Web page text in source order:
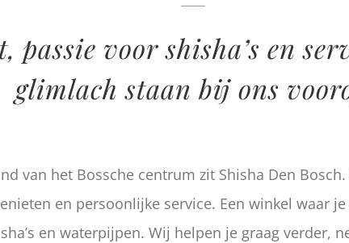
passie voor shisha’s en
glimlach staan bij ons
van het Bossche centrum zit Shisha Den
en persoonlijke service. Een winkel waar
en waterpijpen. Wij helpen je graag verder,